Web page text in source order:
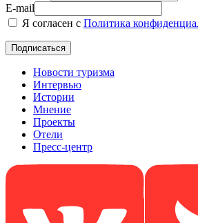
E-mail
Я согласен с Политика
Новости туризма
Интервью
Истории
Мнение
Проекты
Отели
Пресс-центр